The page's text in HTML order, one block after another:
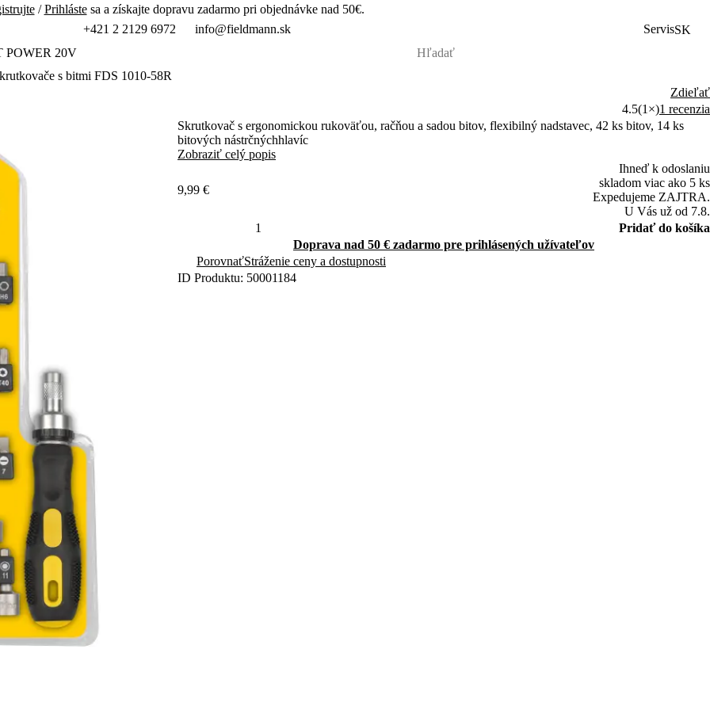
/Prihlástesa a získajte dopravu zadarmo pri objednávke nad 50€.
+421 2 2129 6972
info@fieldmann.sk ServisSK
POWER 20V
s bitmi FDS 1010-58R
Zdieľať
4.5(1×)1 recenzia
Skrutkovač s ergonomickou rukoväťou, račňou a sadou bitov, flexibilný nadstavec, 42 ks bitov, 14 ks
bitových nástrčnýchhlavíc
Zobraziť celý popis
9,99 €
Ihneď k odoslaniu
skladom viac ako 5 ks
Expedujeme ZAJTRA.
U Vás už od 7.8.
Pridať do košíka
Doprava nad 50 € zadarmo pre prihlásených užívateľov
PorovnaťStráženie ceny a dostupnosti
ID Produktu: 50001184